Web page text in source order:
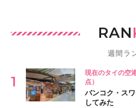
RAN
週間ラ
現在のタイの空
点）
バンコク・ス
してみた